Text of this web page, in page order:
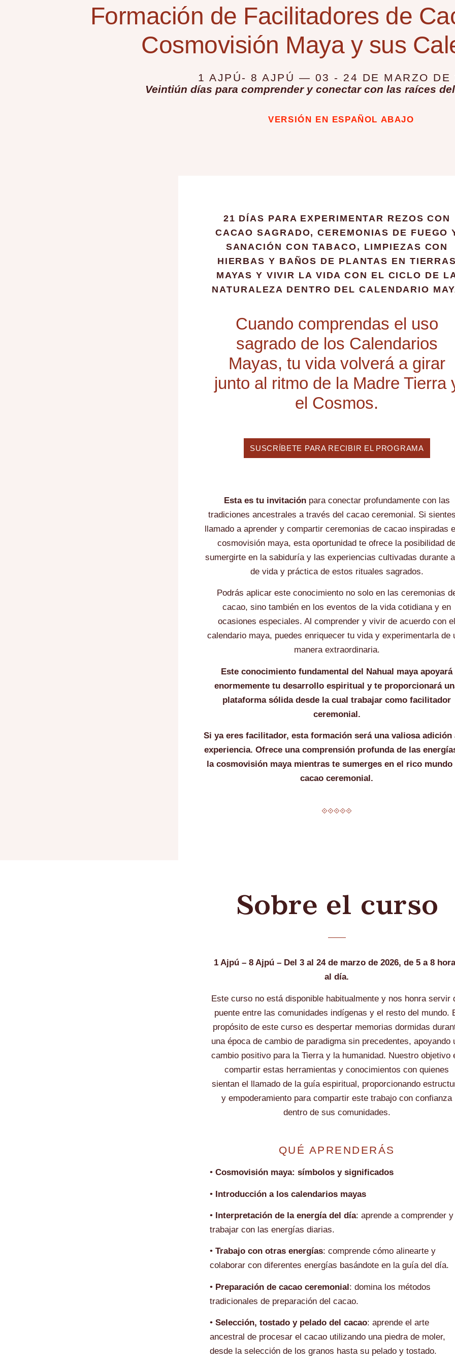
Formación de
Cacao
DESCARGA EL PROGRAMA
Formación de Facilitadores de
Cosmovisión Maya y sus
1 AJPÚ- 8 AJPÚ — 03 - 24 DE MARZO DE
Veintiún días para comprender y conectar con las raíces
VERSIÓN EN ESPAÑOL ABAJO
21 DÍAS PARA EXPERIMENTAR REZOS CON
CACAO SAGRADO, CEREMONIAS DE FUEGO
SANACIÓN CON TABACO, LIMPIEZAS CON
HIERBAS Y BAÑOS DE PLANTAS EN TIERRAS
MAYAS Y VIVIR LA VIDA CON EL CICLO DE
NATURALEZA DENTRO DEL CALENDARIO
Cuando comprendas el uso
sagrado de los Calendarios
Mayas, tu vida volverá a girar
junto al ritmo de la Madre Tierra
el Cosmos.
SUSCRÍBETE PARA RECIBIR EL PROGRAMA
Esta es tu invitaciónpara conectar profundamente con las
tradiciones ancestrales a través del cacao ceremonial. Si
llamado a aprender y compartir ceremonias de cacao inspiradas
cosmovisión maya, esta oportunidad te ofrece la posibilidad
sumergirte en la sabiduría y las experiencias cultivadas durante
de vida y práctica de estos rituales sagrados.
Podrás aplicar este conocimiento no solo en las ceremonias
cacao, sino también en los eventos de la vida cotidiana y en
ocasiones especiales. Al comprender y vivir de acuerdo con el
calendario maya, puedes enriquecer tu vida y experimentarla de
manera extraordinaria.
Este conocimiento fundamental del Nahual maya apoyará
enormemente tu desarrollo espiritual y te proporcionará
plataforma sólida desde la cual trabajar como facilitador
ceremonial.
Si ya eres facilitador, esta formación será una valiosa adición
experiencia. Ofrece una comprensión profunda de las
la cosmovisión maya mientras te sumerges en el rico mundo
cacao ceremonial.
⟐⟐⟐⟐⟐
Sobre el curso
1 Ajpú – 8 Ajpú – Del 3 al 24 de marzo de 2026, de 5 a 8
al día.
Este curso no está disponible habitualmente y nos honra servir
puente entre las comunidades indígenas y el resto del mundo.
propósito de este curso es despertar memorias dormidas
una época de cambio de paradigma sin precedentes, apoyando
cambio positivo para la Tierra y la humanidad. Nuestro objetivo
compartir estas herramientas y conocimientos con quienes
sientan el llamado de la guía espiritual, proporcionando
y empoderamiento para compartir este trabajo con confianza
dentro de sus comunidades.
QUÉ APRENDERÁS
•Cosmovisión maya: símbolos y significados
• Introducción a los calendarios mayas
• Interpretación de la energía del día: aprende a comprender y
trabajar con las energías diarias.
•Trabajo con otras energías: comprende cómo alinearte y
colaborar con diferentes energías basándote en la guía del día.
• Preparación de cacao ceremonial: domina los métodos
tradicionales de preparación del cacao.
•Selección, tostado y pelado del cacao: aprende el arte
ancestral de procesar el cacao utilizando una piedra de moler,
desde la selección de los granos hasta su pelado y tostado.